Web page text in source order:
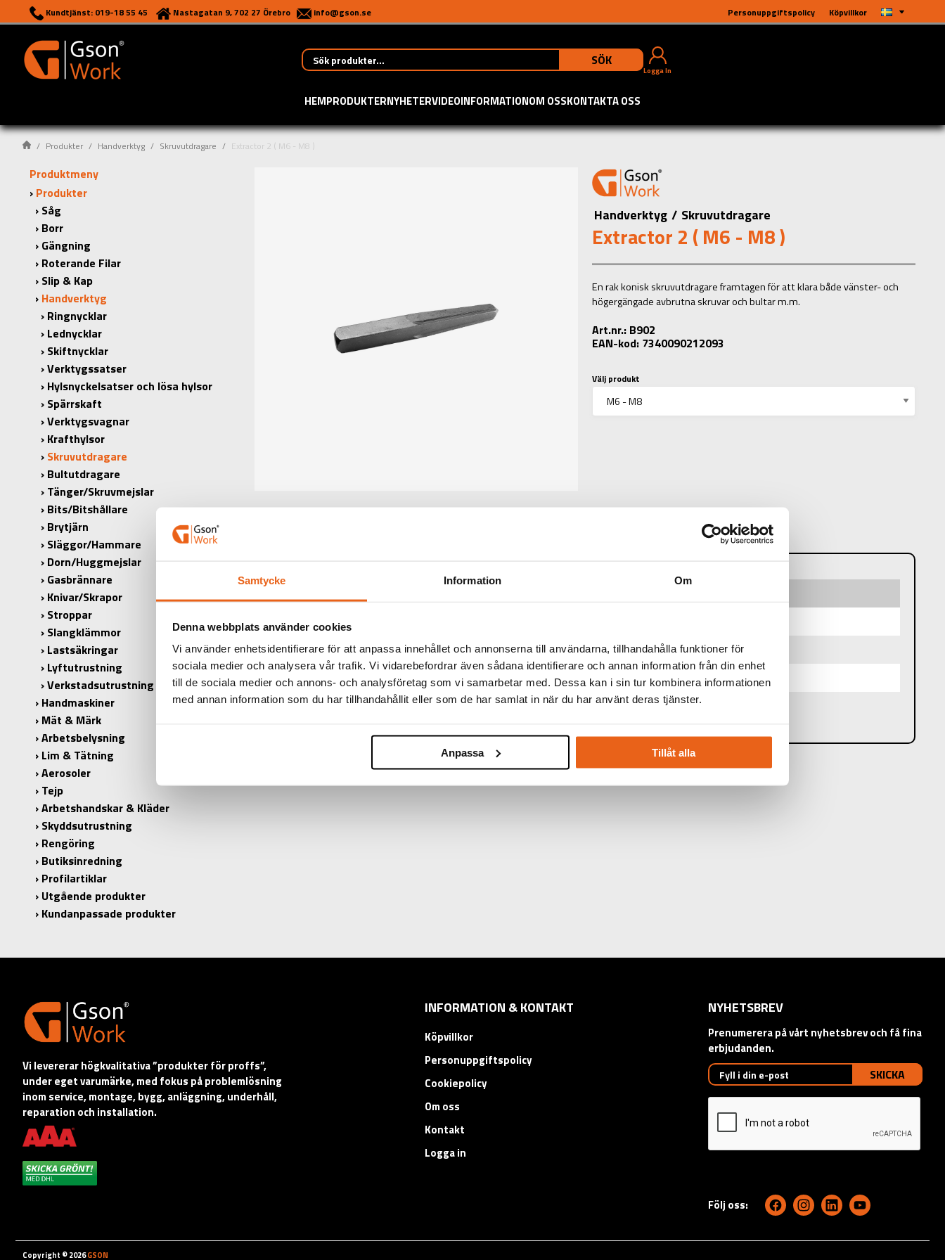
Samtycke Information Om
Denna webbplats använder cookies
Vi använder enhetsidentifierare för att anpassa innehållet och annonserna till användarna, tillhandahålla funktioner för
sociala medier och analysera vår trafik. Vi vidarebefordrar även sådana identifierare och annan information från din enhet
till de sociala medier och annons- och analysföretag som vi samarbetar med. Dessa kan i sin tur kombinera informationen
med annan information som du har tillhandahållit eller som de har samlat in när du har använt deras tjänster.
Anpassa Tillåt alla
Personuppgiftspolicy Köpvillkor
Kundtjänst: 019-18 55 45 Nastagatan 9, 702 27 Örebro info@gson.se
SÖK
Logga In
HEMPRODUKTERNYHETERVIDEOINFORMATIONOM OSSKONTAKTA OSS
Produkter Handverktyg Skruvutdragare Extractor 2 ( M6 - M8 )
Produktmeny
Produkter
Såg
Borr
Gängning
Roterande Filar
Slip & Kap
Handverktyg
Ringnycklar
Lednycklar
Skiftnycklar
Verktygssatser
Hylsnyckelsatser och lösa hylsor
Spärrskaft
Verktygsvagnar
Krafthylsor
Skruvutdragare
Bultutdragare
Tänger/Skruvmejslar
Bits/Bitshållare
Brytjärn
Släggor/Hammare
Dorn/Huggmejslar
Gasbrännare
Knivar/Skrapor
Stroppar
Slangklämmor
Lastsäkringar
Lyftutrustning
Verkstadsutrustning
Handmaskiner
Mät & Märk
Arbetsbelysning
Lim & Tätning
Aerosoler
Tejp
Arbetshandskar & Kläder
Skyddsutrustning
Rengöring
Butiksinredning
Profilartiklar
Utgående produkter
Kundanpassade produkter
Handverktyg / Skruvutdragare
Extractor 2 ( M6 - M8 )
En rak konisk skruvutdragare framtagen för att klara både vänster- och
högergängade avbrutna skruvar och bultar m.m.
Art.nr.: B902
EAN-kod: 7340090212093
Välj produkt
PRODUKT:
PASSAR:
M6 - M8
BORRSTORLEK:
4,5 mm
ANTAL I KARTONG:
10 st
Vi levererar högkvalitativa ”produkter för proffs”,
under eget varumärke, med fokus på problemlösning
inom service, montage, bygg, anläggning, underhåll,
reparation och installation.
INFORMATION & KONTAKT
Köpvillkor
Personuppgiftspolicy
Cookiepolicy
Om oss
Kontakt
Logga in
NYHETSBREV
Prenumerera på vårt nyhetsbrev och få fina
erbjudanden.
SKICKA
Följ oss:
Copyright © 2026GSON